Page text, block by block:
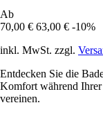
Ab
70,00 € 63,00 € -10%
inkl. MwSt. zzgl.
Entdecken Sie die
Komfort während Ihrer
vereinen.